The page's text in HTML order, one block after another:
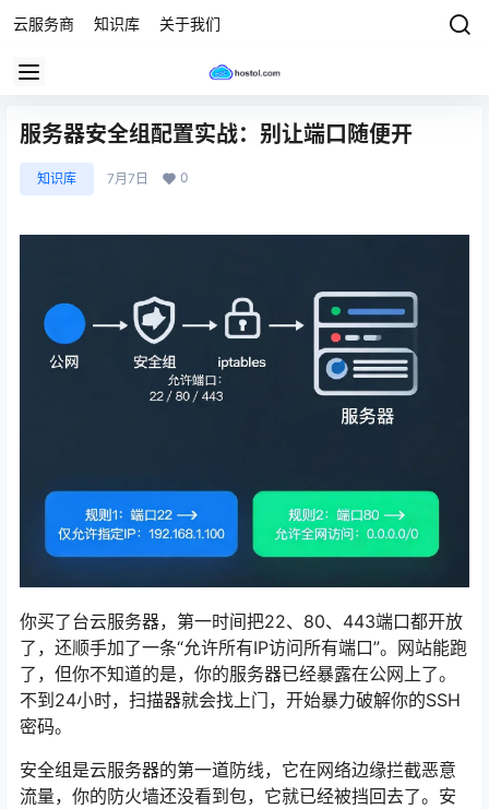
云服务商 知识库 关于我们
服务器安全组配置实战：别让端口随便开
知识库 7月7日 0
你买了台云服务器，第一时间把22、80、443端口都开放
了，还顺手加了一条“允许所有IP访问所有端口”。网站能跑
了，但你不知道的是，你的服务器已经暴露在公网上了。
不到24小时，扫描器就会找上门，开始暴力破解你的SSH
密码。
安全组是云服务器的第一道防线，它在网络边缘拦截恶意
流量，你的防火墙还没看到包，它就已经被挡回去了。安